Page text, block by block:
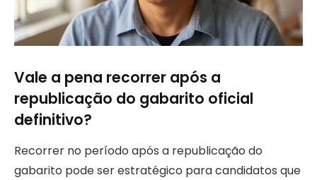
Vale a pena recorrer após a
republicação do gabarito oficial
definitivo?
Recorrer no período após a republicação do
gabarito pode ser estratégico para candidatos que